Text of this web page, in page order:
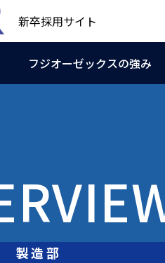
新卒採用サイト
フジオーゼックスの強み
製造部